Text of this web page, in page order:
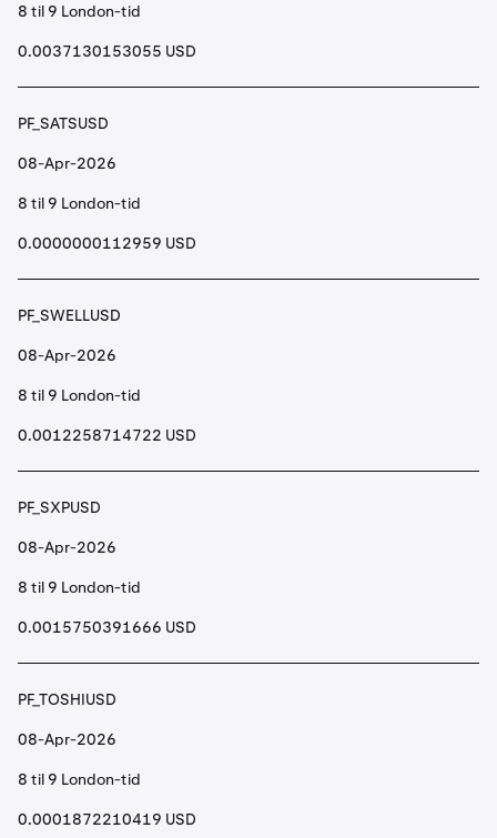
8 til 9 London-tid
0.0037130153055 USD
PF_SATSUSD
08-Apr-2026
8 til 9 London-tid
0.0000000112959 USD
PF_SWELLUSD
08-Apr-2026
8 til 9 London-tid
0.0012258714722 USD
PF_SXPUSD
08-Apr-2026
8 til 9 London-tid
0.0015750391666 USD
PF_TOSHIUSD
08-Apr-2026
8 til 9 London-tid
0.0001872210419 USD